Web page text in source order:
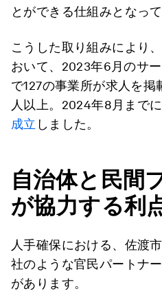
とができる仕組みとなって
こうした取り組みにより
おいて、2023年6月のサ
で127の事業所が求人を掲
人以上。2024年8月まで
成立 しました。
自治体と民間
が協力する利
人手確保における、佐渡
社のような官民パートナ
があります。